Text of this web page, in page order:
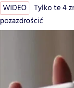
WIDEO
Tylko te 4
pozazdrościć